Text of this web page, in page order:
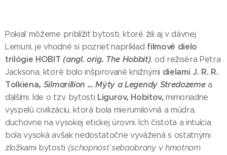
Pokiaľ môžeme priblížiť bytosti, ktoré žili aj v dávnej
Lemurii, je vhodné si pozrieť napríklad filmové dielo
trilógie HOBIT(angl. orig. The Hobbit), od režiséra Petra
Jacksona, ktoré bolo inšpirované knižnými dielami J. R. R.
Tolkiena, Silmarillion ... Mýty a Legendy Stredozeme a
ďalšími. Ide o tzv. bytosti Ligurov, Hobitov,mimoriadne
vyspelú civilizáciu, ktorá bola mierumilovná a múdra,
duchovne na vysokej etickej úrovni. Ich čistota a intuícia
bola vysoká avšak nedostatočne vyvážená s ostatnými
zložkami bytosti (schopnosť sebaobrany v hmotnom